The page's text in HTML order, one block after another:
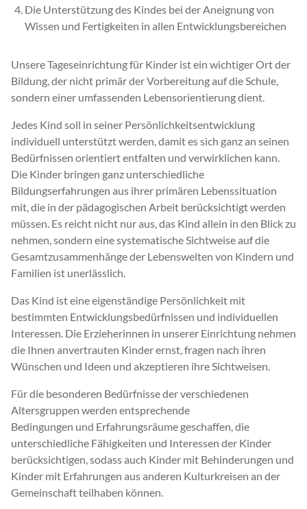
Die Unterstützung des Kindes bei der Aneignung von
Wissen und Fertigkeiten in allen Entwicklungsbereichen
Unsere Tageseinrichtung für Kinder ist ein wichtiger Ort der
Bildung, der nicht primär der Vorbereitung auf die Schule,
sondern einer umfassenden Lebensorientierung dient.
Jedes Kind soll in seiner Persönlichkeitsentwicklung
individuell unterstützt werden, damit es sich ganz an seinen
Bedürfnissen orientiert entfalten und verwirklichen kann.
Die Kinder bringen ganz unterschiedliche
Bildungserfahrungen aus ihrer primären Lebenssituation
mit, die in der pädagogischen Arbeit berücksichtigt werden
müssen. Es reicht nicht nur aus, das Kind allein in den Blick zu
nehmen, sondern eine systematische Sichtweise auf die
Gesamtzusammenhänge der Lebenswelten von Kindern und
Familien ist unerlässlich.
Das Kind ist eine eigenständige Persönlichkeit mit
bestimmten Entwicklungsbedürfnissen und individuellen
Interessen. Die Erzieherinnen in unserer Einrichtung nehmen
die Ihnen anvertrauten Kinder ernst, fragen nach ihren
Wünschen und Ideen und akzeptieren ihre Sichtweisen.
Für die besonderen Bedürfnisse der verschiedenen
Altersgruppen werden entsprechende
Bedingungen und Erfahrungsräume geschaffen, die
unterschiedliche Fähigkeiten und Interessen der Kinder
berücksichtigen, sodass auch Kinder mit Behinderungen und
Kinder mit Erfahrungen aus anderen Kulturkreisen an der
Gemeinschaft teilhaben können.